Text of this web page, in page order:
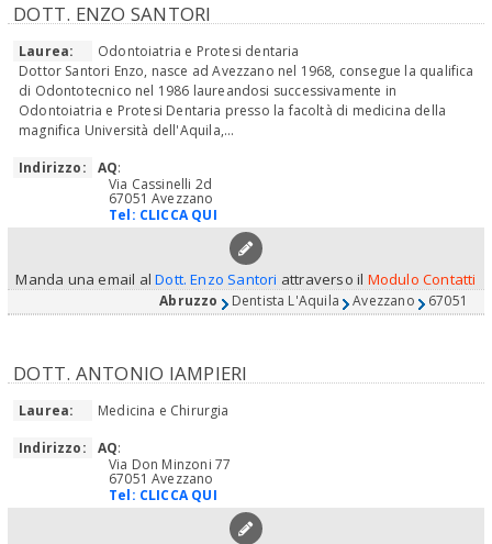
DOTT. ENZO SANTORI
Laurea:
Odontoiatria e Protesi dentaria
Dottor Santori Enzo, nasce ad Avezzano nel 1968, consegue la qualifica
di Odontotecnico nel 1986 laureandosi successivamente in
Odontoiatria e Protesi Dentaria presso la facoltà di medicina della
magnifica Università dell'Aquila,...
Indirizzo:
AQ:
Via Cassinelli 2d
67051 Avezzano
Tel: CLICCA QUI
Manda una email alDott. Enzo Santori attraverso il Modulo Contatti
Abruzzo Dentista L'Aquila Avezzano 67051
DOTT. ANTONIO IAMPIERI
Laurea:
Medicina e Chirurgia
Indirizzo:
AQ:
Via Don Minzoni 77
67051 Avezzano
Tel: CLICCA QUI